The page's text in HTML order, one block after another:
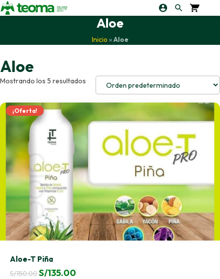
Aloe
Inicio »Aloe
Aloe
Mostrando los 5 resultados
¡Oferta!
Aloe-T Piña
S/150.00El
S/135.00